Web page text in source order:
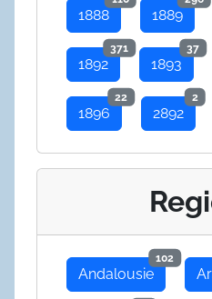
1888 1889
1892
371
1893
37
1896
22
2892
2
Andalousie
102